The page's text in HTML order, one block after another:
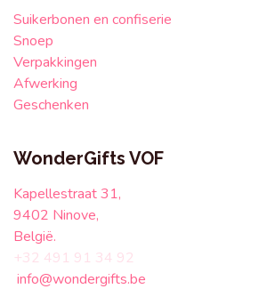
Suikerbonen en confiserie
Snoep
Verpakkingen
Afwerking
Geschenken
WonderGifts VOF
Kapellestraat 31,
9402 Ninove,
België.
+32 491 91 34 92
info@wondergifts.be